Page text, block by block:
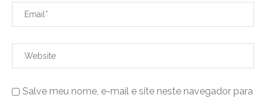
Salve meu nome, e-mail e site neste navegador para